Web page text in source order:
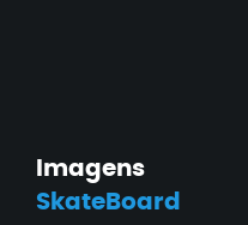
Imagens
SkateBoard